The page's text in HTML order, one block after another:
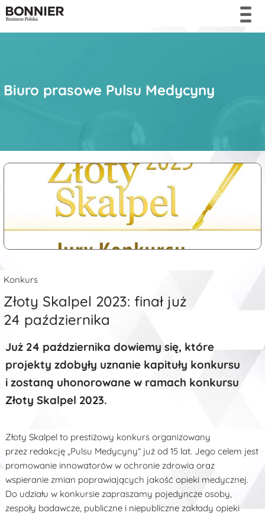
Biuro prasowe Pulsu Medycyny
Konkurs
Złoty Skalpel 2023: finał już
24 października
Już 24 października dowiemy się, które
projekty zdobyły uznanie kapituły konkursu
i zostaną uhonorowane w ramach konkursu
Złoty Skalpel 2023.
Złoty Skalpel to prestiżowy konkurs organizowany
przez redakcję „Pulsu Medycyny” już od 15 lat. Jego celem jest
promowanie innowatorów w ochronie zdrowia oraz
wspieranie zmian poprawiających jakość opieki medycznej.
Do udziału w konkursie zapraszamy pojedyncze osoby,
zespoły badawcze, publiczne i niepubliczne zakłady opieki